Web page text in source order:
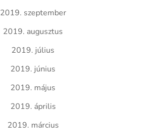
2019. szeptember
2019. augusztus
2019. július
2019. június
2019. május
2019. április
2019. március